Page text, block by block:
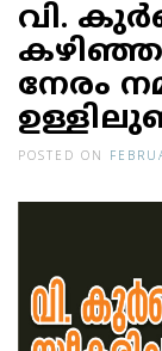
വി.
നേരം
POSTED ON